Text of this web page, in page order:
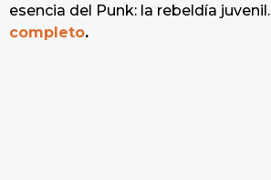
esencia del Punk: la rebeldía juvenil.
completo.